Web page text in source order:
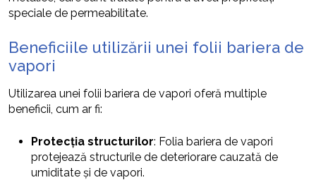
speciale de permeabilitate.
Beneficiile utilizării unei folii bariera de
vapori
Utilizarea unei folii bariera de vapori oferă multiple
beneficii, cum ar fi:
Protecția structurilor: Folia bariera de vapori
protejează structurile de deteriorare cauzată de
umiditate și de vapori.